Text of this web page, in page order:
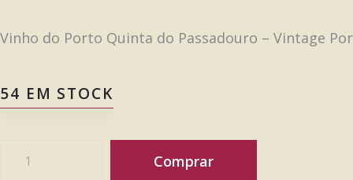
Vinho do Porto Quinta do Passadouro – Vintage
54 EM STOCK
Comprar